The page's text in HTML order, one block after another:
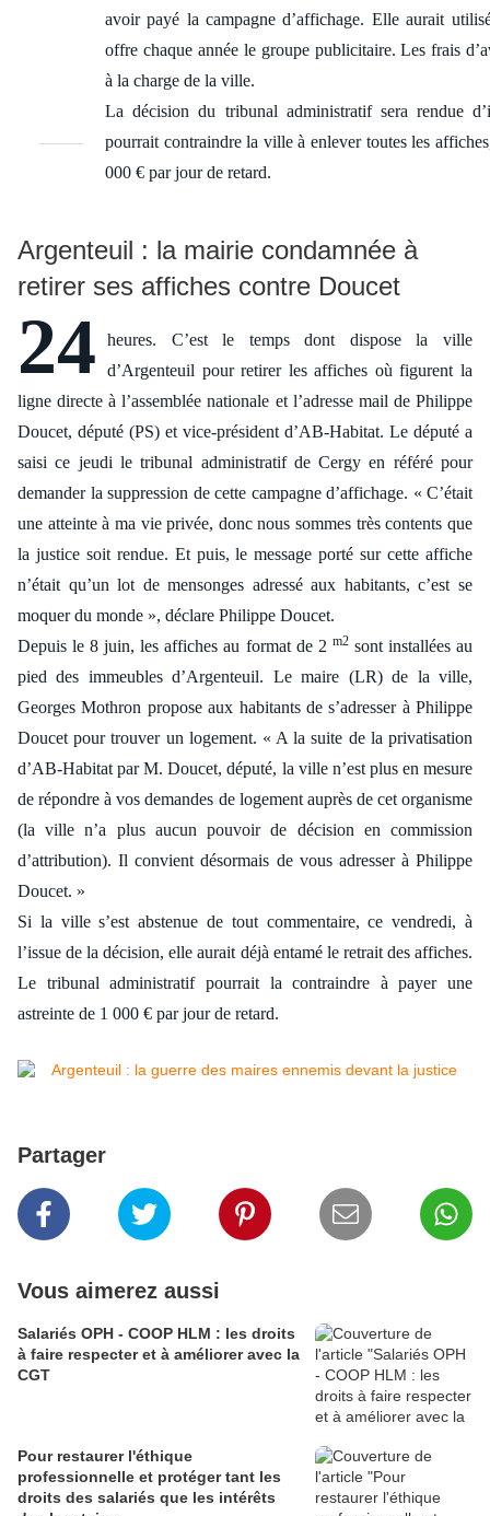
avoir payé la campagne d’affichage. Elle aurait
offre chaque année le groupe publicitaire. Les frais
à la charge de la ville.
La décision du tribunal administratif sera rendue
pourrait contraindre la ville à enlever toutes les
000 € par jour de retard.
Argenteuil : la mairie condamnée à
retirer ses affiches contre Doucet
24
heures. C’est le temps dont dispose la ville
d’Argenteuil pour retirer les affiches où figurent la
ligne directe à l’assemblée nationale et l’adresse mail de Philippe
Doucet, député (PS) et vice-président d’AB-Habitat. Le député a
saisi ce jeudi le tribunal administratif de Cergy en référé pour
demander la suppression de cette campagne d’affichage. « C’était
une atteinte à ma vie privée, donc nous sommes très contents que
la justice soit rendue. Et puis, le message porté sur cette affiche
n’était qu’un lot de mensonges adressé aux habitants, c’est se
moquer du monde », déclare Philippe Doucet.
Depuis le 8 juin, les affiches au format de 2 m2sont installées au
pied des immeubles d’Argenteuil. Le maire (LR) de la ville,
Georges Mothron propose aux habitants de s’adresser à Philippe
Doucet pour trouver un logement. « A la suite de la privatisation
d’AB-Habitat par M. Doucet, député, la ville n’est plus en mesure
de répondre à vos demandes de logement auprès de cet organisme
(la ville n’a plus aucun pouvoir de décision en commission
d’attribution). Il convient désormais de vous adresser à Philippe
Doucet. »
Si la ville s’est abstenue de tout commentaire, ce vendredi, à
l’issue de la décision, elle aurait déjà entamé le retrait des affiches.
Le tribunal administratif pourrait la contraindre à payer une
astreinte de 1 000 € par jour de retard.
Partager
Vous aimerez aussi
Salariés OPH - COOP HLM : les droits
à faire respecter et à améliorer avec la
CGT
Pour restaurer l'éthique
professionnelle et protéger tant les
droits des salariés que les intérêts